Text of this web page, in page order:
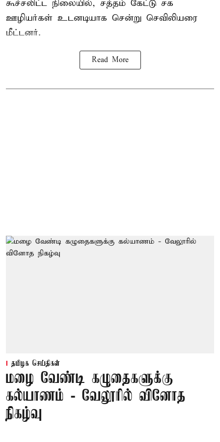
கூச்சலிட்ட நிலையில், சத்தம் கேட்டு சக
ஊழியர்கள் உடனடியாக சென்று செவிலியரை
மீட்டனர்.
Read More
தமிழக செய்திகள்
மழை வேண்டி கழுதைகளுக்கு
கல்யாணம் - வேலூரில் வினோத
நிகழ்வு